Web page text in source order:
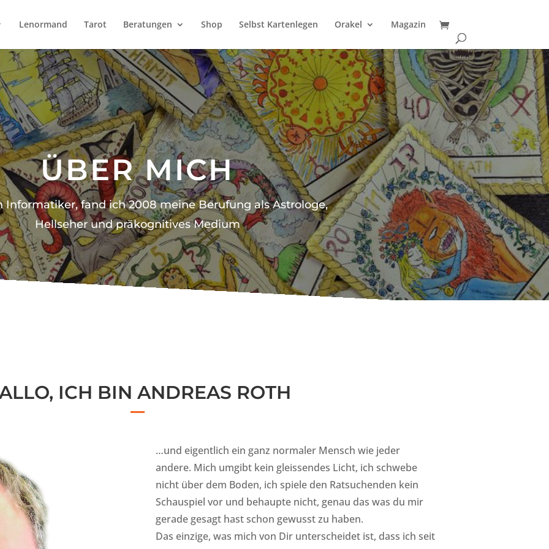
Lenormand Tarot Beratungen Shop Selbst Kartenlegen Orakel Magazin
ÜBER MICH
Informatiker, fand ich 2008 meine Berufung als Astrologe,
Hellseher und präkognitives Medium
ICH BIN ANDREAS ROTH
…und eigentlich ein ganz normaler Mensch wie jeder
andere. Mich umgibt kein gleissendes Licht, ich schwebe
nicht über dem Boden, ich spiele den Ratsuchenden kein
Schauspiel vor und behaupte nicht, genau das was du mir
gerade gesagt hast schon gewusst zu haben.
Das einzige, was mich von Dir unterscheidet ist, dass ich seit